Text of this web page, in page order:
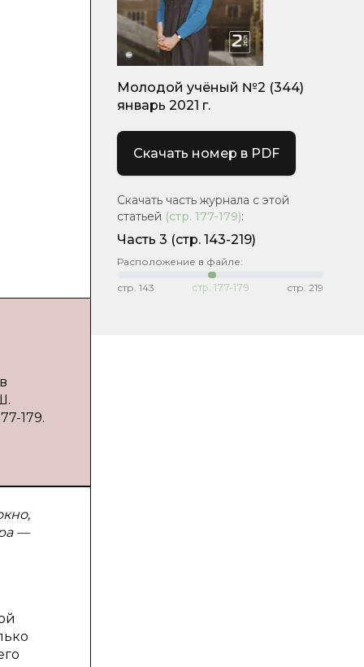
179.
—
Молодой учёный №2 (344)
январь 2021 г.
Скачать номер в PDF
Скачать часть журнала с этой
статьей (стр. 177-179):
Часть 3 (стр. 143-219)
Расположение в файле:
стр. 143 стр. 177-179 стр. 219